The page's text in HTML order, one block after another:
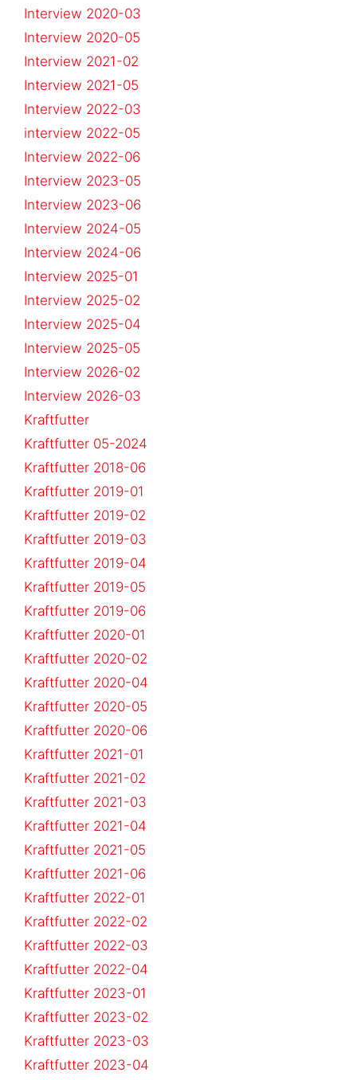
Interview 2020-03
Interview 2020-05
Interview 2021-02
Interview 2021-05
Interview 2022-03
interview 2022-05
Interview 2022-06
Interview 2023-05
Interview 2023-06
Interview 2024-05
Interview 2024-06
Interview 2025-01
Interview 2025-02
Interview 2025-04
Interview 2025-05
Interview 2026-02
Interview 2026-03
Kraftfutter
Kraftfutter 05-2024
Kraftfutter 2018-06
Kraftfutter 2019-01
Kraftfutter 2019-02
Kraftfutter 2019-03
Kraftfutter 2019-04
Kraftfutter 2019-05
Kraftfutter 2019-06
Kraftfutter 2020-01
Kraftfutter 2020-02
Kraftfutter 2020-04
Kraftfutter 2020-05
Kraftfutter 2020-06
Kraftfutter 2021-01
Kraftfutter 2021-02
Kraftfutter 2021-03
Kraftfutter 2021-04
Kraftfutter 2021-05
Kraftfutter 2021-06
Kraftfutter 2022-01
Kraftfutter 2022-02
Kraftfutter 2022-03
Kraftfutter 2022-04
Kraftfutter 2023-01
Kraftfutter 2023-02
Kraftfutter 2023-03
Kraftfutter 2023-04